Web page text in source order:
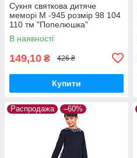
Сукня святкова дитяче
меморі М -945 розмір 98 104
110 тм "Попелюшка"
В наявності
149,10 ₴ 426 ₴
Купити
Распродажа –60%